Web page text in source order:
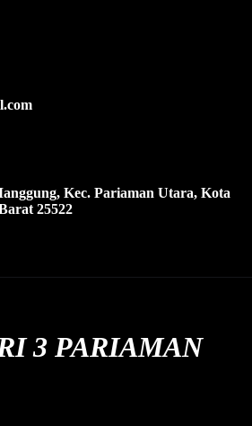
Kec. Pariaman Utara, Kota
25522
3 PARIAMAN